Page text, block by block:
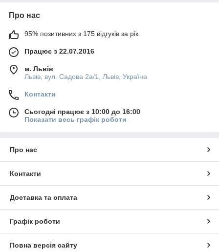
Про нас
95% позитивних з 175 відгуків за рік
Працює з 22.07.2016
м. Львів
Львів, вул. Садова 2а/1, Львів, Україна
Контакти
Сьогодні працює з 10:00 до 16:00
Показати весь графік роботи
Про нас
Контакти
Доставка та оплата
Графік роботи
Повна версія сайту